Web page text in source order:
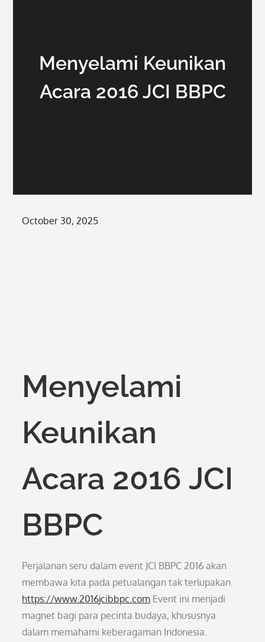
Menyelami Keunikan
Acara 2016 JCI BBPC
Posted
October 30, 2025
Menyelami
Keunikan
Acara 2016 JCI
BBPC
Perjalanan seru dalam event JCI BBPC 2016 akan
membawa kita pada petualangan tak terlupakan.
https://www.2016jcibbpc.com Event ini menjadi
magnet bagi para pecinta budaya, khususnya
dalam memahami keberagaman Indonesia.